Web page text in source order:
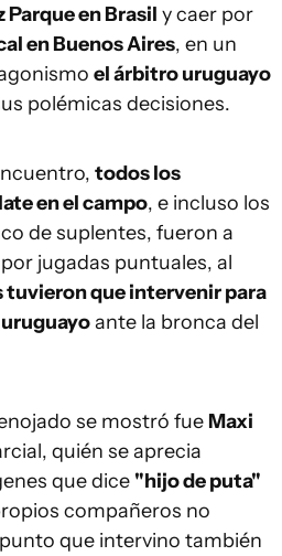
Parque en Brasil y caer por
en Buenos Aires, en un
el árbitro uruguayo
polémicas decisiones.
todos los
en el campo, e incluso los
de suplentes, fueron a
por jugadas puntuales, al
tuvieron que intervenir para
ante la bronca del
se mostró fue Maxi
quién se aprecia
que dice "hijo de puta"
compañeros no
que intervino también